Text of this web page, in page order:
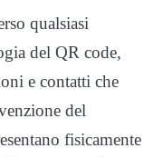
qualsiasi
del QR code,
e contatti che
del
fisicamente